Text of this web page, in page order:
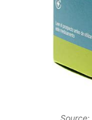
Source: